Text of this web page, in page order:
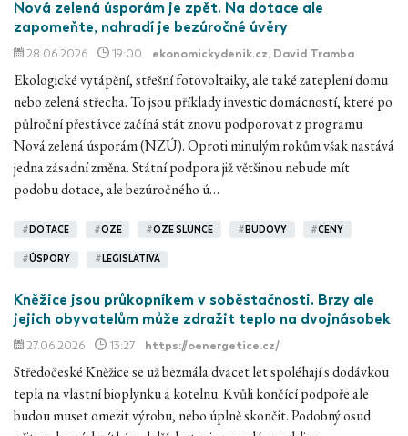
Nová zelená úsporám je zpět. Na dotace ale
zapomeňte, nahradí je bezúročné úvěry
28.06.2026 19:00 ekonomickydenik.cz, David Tramba
Ekologické vytápění, střešní fotovoltaiky, ale také zateplení domu
nebo zelená střecha. To jsou příklady investic domácností, které po
půlroční přestávce začíná stát znovu podporovat z programu
Nová zelená úsporám (NZÚ). Oproti minulým rokům však nastává
jedna zásadní změna. Státní podpora již většinou nebude mít
podobu dotace, ale bezúročného ú…
# DOTACE #OZE #OZE SLUNCE # BUDOVY #CENY
#ÚSPORY # LEGISLATIVA
Kněžice jsou průkopníkem v soběstačnosti. Brzy ale
jejich obyvatelům může zdražit teplo na dvojnásobek
27.06.2026 13:27 https://oenergetice.cz/
Středočeské Kněžice se už bezmála dvacet let spoléhají s dodávkou
tepla na vlastní bioplynku a kotelnu. Kvůli končící podpoře ale
budou muset omezit výrobu, nebo úplně skončit. Podobný osud